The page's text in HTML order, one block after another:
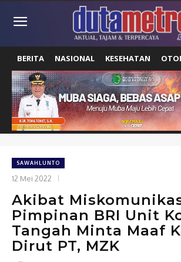
BERITA NASIONAL KESEHATAN
SAWAHLUNTO
12 Mei 2022
Akibat
Pimpinan BRI Unit
Tangah Minta Maaf
Dirut PT, MZK